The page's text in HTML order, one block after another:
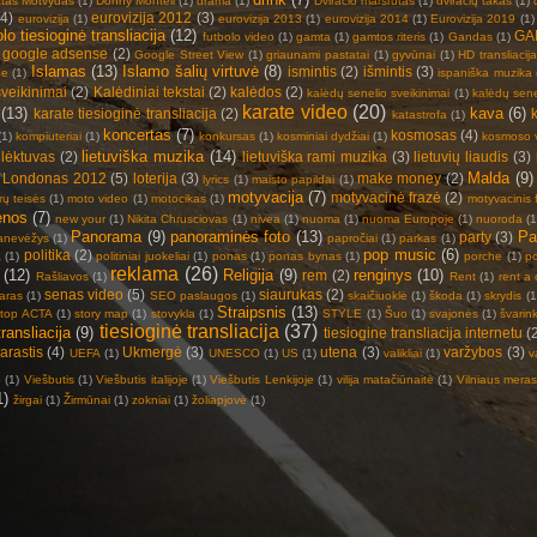
eurovizija (1) eurovizija 2012 (3) eurovizija 2013 (1) eurovizija 2014 (1) Eurovizija 2019 (1)
tiesioginė transliacija (12) futbolo video (1) gamta (1) gamtos riteris (1) Gandas (1)
google adsense (2) Google Street View (1) griaunami pastatai (1) gyvūnai (1) HD transliacija
(1) Islamas (13) Islamo šalių virtuvė (8) ismintis (2) išmintis (3) ispaniška muzika
(2) Kalėdiniai tekstai (2) kalėdos (2) kalėdų senelio sveikinimai (1) kalėdų
(13) karate tiesioginė transliacija (2) karate video (20) katastrofa (1) kava (6)
kompiuteriai (1) koncertas (7) konkursas (1) kosminiai dydžiai (1) kosmosas (4) kosmoso
lėktuvas (2) lietuviška muzika (14) lietuviška rami muzika (3) lietuvių liaudis (3)
Londonas 2012 (5) loterija (3) lyrics (1) maisto papildai (1) make money (2) Malda (9)
teisės (1) moto video (1) motocikas (1) motyvacija (7) motyvacinė frazė (2) motyvacinis
(7) new your (1) Nikita Chrusciovas (1) nivea (1) nuoma (1) nuoma Europoje (1) nuoroda
(1) Panorama (9) panoraminės foto (13) papročiai (1) parkas (1) party (3)
(1) politika (2) politiniai juokeliai (1) ponas (1) ponas bynas (1) pop music (6) porche (1)
(12) Rašliavos (1) reklama (26) Religija (9) rem (2) renginys (10) Rent (1) rent a
(1) senas video (5) SEO paslaugos (1) siaurukas (2) skaičiuoklė (1) škoda (1) skrydis
ACTA (1) story map (1) stovykla (1) Straipsnis (13) STYLE (1) Šuo (1) svajonės (1)
(9) tiesioginė transliacija (37) tiesiogine transliacija internetu
(4) UEFA (1) Ukmergė (3) UNESCO (1) US (1) utena (3) valikliai (1) varžybos (3)
(1) Viešbutis (1) Viešbutis italijoje (1) Viešbutis Lenkijoje (1) vilija matačiūnaitė (1) Vilniaus meras
žirgai (1) Žirmūnai (1) zokniai (1) žoliapjovė (1)